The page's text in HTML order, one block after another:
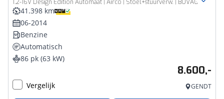
1.2-16V Design Edition Automaat | Airco | Stoel+stuurverw. | BOVAG!
41.398 km
06-2014
Benzine
Automatisch
86 pk (63 kW)
8.600,-
Vergelijk GENDT